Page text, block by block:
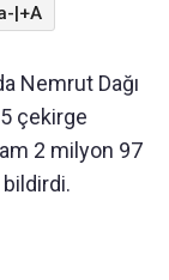
|+A
Nemrut Dağı
çekirge
2 milyon 97
bildirdi.